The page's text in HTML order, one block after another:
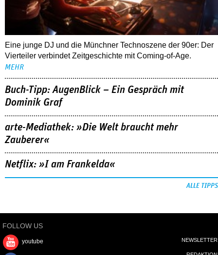
Eine junge DJ und die Münchner Technoszene der 90er: Der
Vierteiler verbindet Zeitgeschichte mit Coming-of-Age.
MEHR
Buch-Tipp: AugenBlick – Ein Gespräch mit
Dominik Graf
arte-Mediathek: »Die Welt braucht mehr
Zauberer«
Netflix: »I am Frankelda«
ALLE TIPPS
FOLLOW US
youtube NEWSLETTER